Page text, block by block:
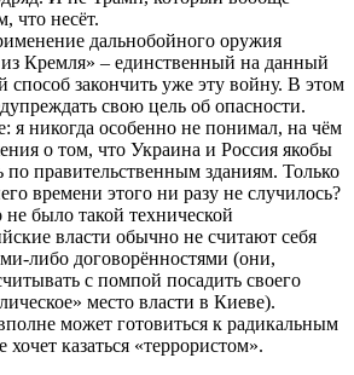
что несёт.
дальнобойного оружия
Кремля» – единственный на данный
способ закончить уже эту войну. В этом
свою цель об опасности.
я никогда особенно не понимал, на чём
о том, что Украина и Россия якобы
по правительственным зданиям. Только
времени этого ни разу не случилось?
было такой технической
власти обычно не считают себя
либо договорённостями (они,
с помпой посадить своего
место власти в Киеве).
может готовиться к радикальным
казаться «террористом».